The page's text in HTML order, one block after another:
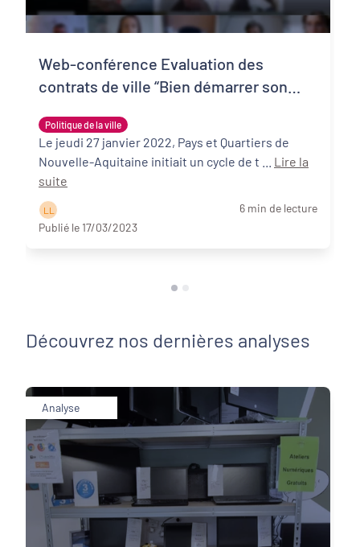
Politique de la ville
Web-conférence Evaluation des
contrats de ville “Bien démarrer son
Le jeudi 27 janvier 2022, Pays et Quartiers de
Lire la
suite
L L
6 min de lecture
Publié le 17/03/2023
Découvrez nos dernières analyses
Analyse